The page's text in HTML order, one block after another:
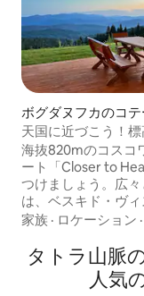
ボグダヌフカのコテ
天国に近づこう！
む屋外スパ
海抜820mのコスコ
ート「Closer to
つけましょう。広
は、ベスキド・ヴ
ラ山脈のパノラマビ
は、2,300平方メー
ています。リクラ
ート2台を備えた、
家族 · ロケーション ·
タトラ山脈
人気